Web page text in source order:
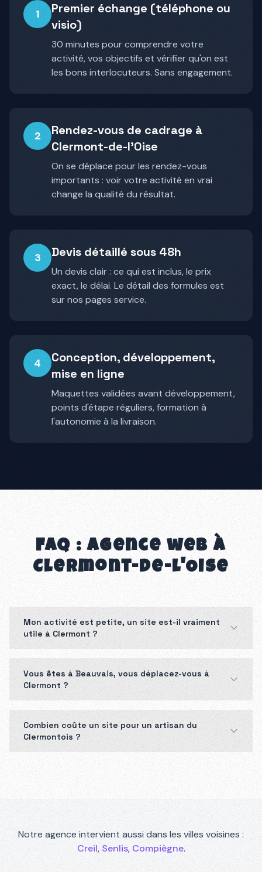
1
Premier échange (téléphone ou
visio)
30 minutes pour comprendre votre
activité, vos objectifs et vérifier qu'on est
les bons interlocuteurs. Sans engagement.
2
Rendez-vous de cadrage à
Clermont-de-l'Oise
On se déplace pour les rendez-vous
importants : voir votre activité en vrai
change la qualité du résultat.
3 Devis détaillé sous 48h
Un devis clair : ce qui est inclus, le prix
exact, le délai. Le détail des formules est
sur nos pages service.
4
Conception, développement,
mise en ligne
Maquettes validées avant développement,
points d'étape réguliers, formation à
l'autonomie à la livraison.
FAQ : agence web à
Clermont-de-l'Oise
Mon activité est petite, un site est-il vraiment
utile à Clermont ?
Vous êtes à Beauvais, vous déplacez-vous à
Clermont ?
Combien coûte un site pour un artisan du
Clermontois ?
Notre agence intervient aussi dans les villes voisines :
Creil, Senlis, Compiègne.